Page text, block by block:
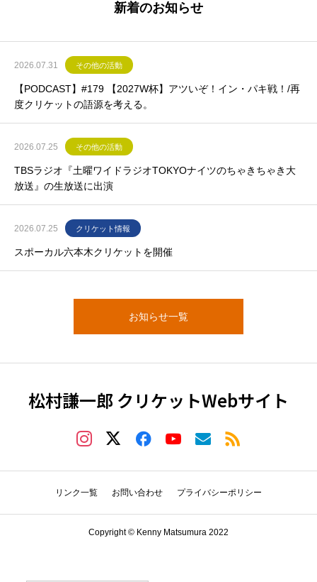
新着のお知らせ
2026.07.31 その他の活動
【PODCAST】#179 【2027W杯】アツいぞ！イン・パキ戦！/再
度クリケットの語源を考える。
2026.07.25 その他の活動
TBSラジオ『土曜ワイドラジオTOKYOナイツのちゃきちゃき大
放送』の生放送に出演
2026.07.25 クリケット情報
スポーカル六本木クリケットを開催
お知らせ一覧
松村謙一郎 クリケットWebサイト
リンク一覧 お問い合わせ プライバシーポリシー
Copyright © Kenny Matsumura 2022